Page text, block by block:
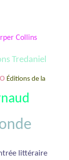
Collins
Tredaniel
Éditions de la
littéraire